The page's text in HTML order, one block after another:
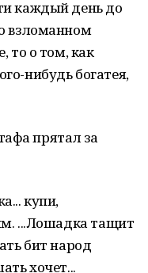
каждый день до
взломанном
то о том, как
нибудь богатея,
прятал за
купи,
...Лошадка тащит
бит народ
хочет...